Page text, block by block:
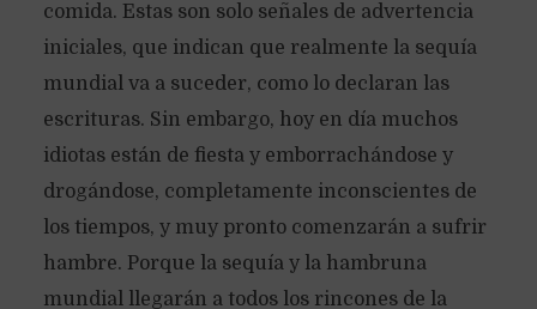
comida. Estas son solo señales de advertencia
iniciales, que indican que realmente la sequía
mundial va a suceder, como lo declaran las
escrituras. Sin embargo, hoy en día muchos
idiotas están de fiesta y emborrachándose y
drogándose, completamente inconscientes de
los tiempos, y muy pronto comenzarán a sufrir
hambre. Porque la sequía y la hambruna
mundial llegarán a todos los rincones de la